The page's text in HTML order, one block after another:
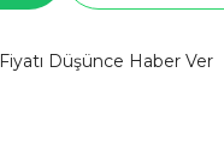
Fiyatı Düşünce Haber Ver